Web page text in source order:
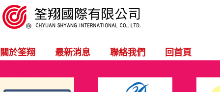
關於筌翔 最新消息 聯絡我們 回首頁